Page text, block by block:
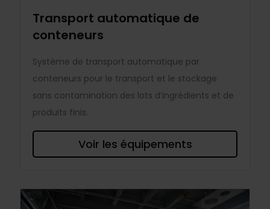
Transport automatique de
conteneurs
Système de transport automatique par
conteneurs pour le transport et le stockage
sans contamination des lots d’ingrédients et de
produits finis.
Voir les équipements